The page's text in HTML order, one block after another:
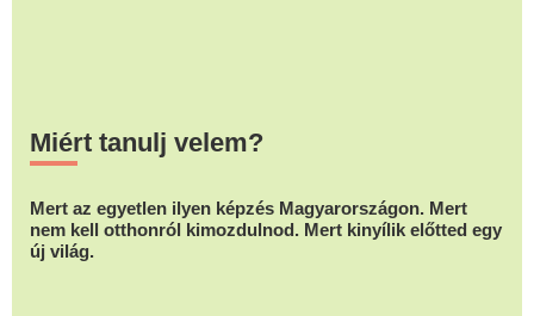
Miért tanulj velem?
Mert az egyetlen ilyen képzés Magyarországon. Mert
nem kell otthonról kimozdulnod. Mert kinyílik előtted egy
új világ.